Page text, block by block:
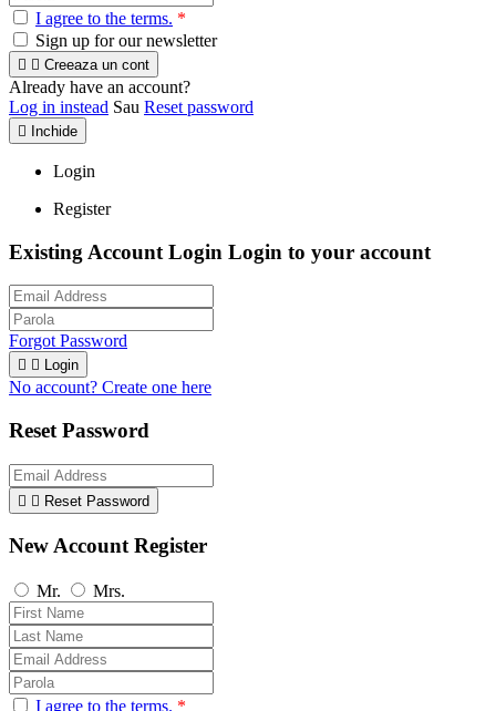
I agree to the terms. *
Sign up for our newsletter
  Creeaza un cont
Already have an account?
Log in instead Sau Reset password
 Inchide
Login
Register
Existing Account Login Login to your account
Forgot Password
  Login
No account? Create one here
Reset Password
  Reset Password
New Account Register
Mr. Mrs.
I agree to the terms. *